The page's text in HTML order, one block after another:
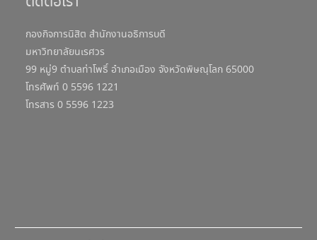
กองกิจการนิสิต สำนักงานอธิการบดี
มหาวิทยาลัยนเรศวร
99 หมู่9 ตำบลท่าโพธิ์ อำเภอเมือง จังหวัดพิษณุโลก 65000
โทรศัพท์ 0 5596 1221
โทรสาร 0 5596 1223